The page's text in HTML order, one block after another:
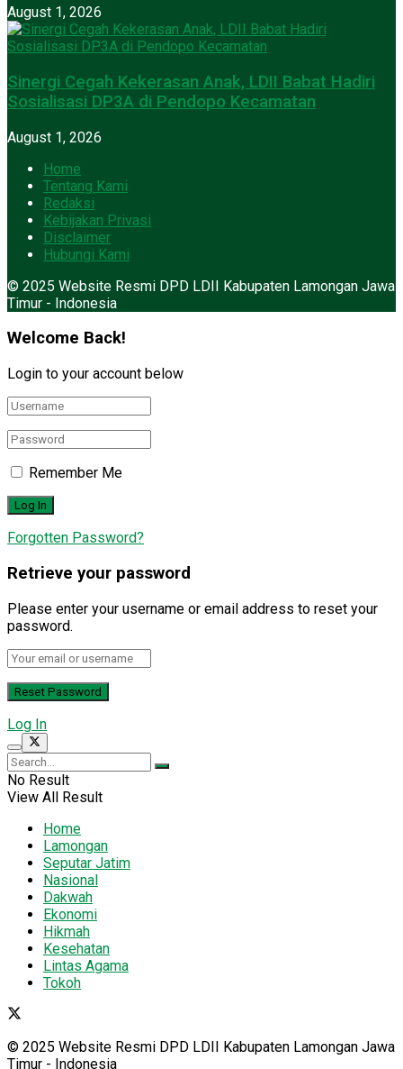
August 1, 2026
Sinergi Cegah Kekerasan Anak, LDII Babat Hadiri
Sosialisasi DP3A di Pendopo Kecamatan
August 1, 2026
Home
Tentang Kami
Redaksi
Kebijakan Privasi
Disclaimer
Hubungi Kami
© 2025 Website Resmi DPD LDII Kabupaten Lamongan Jawa
Timur - Indonesia
Welcome Back!
Login to your account below
Remember Me
Forgotten Password?
Retrieve your password
Please enter your username or email address to reset your
password.
Log In
No Result
View All Result
Home
Lamongan
Seputar Jatim
Nasional
Dakwah
Ekonomi
Hikmah
Kesehatan
Lintas Agama
Tokoh
© 2025 Website Resmi DPD LDII Kabupaten Lamongan Jawa
Timur - Indonesia